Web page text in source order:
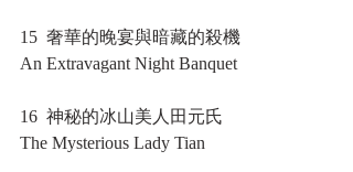
15  奢華的晚宴與暗藏的殺機
An Extravagant Night Banquet
16  神秘的冰山美人田元氏
The Mysterious Lady Tian